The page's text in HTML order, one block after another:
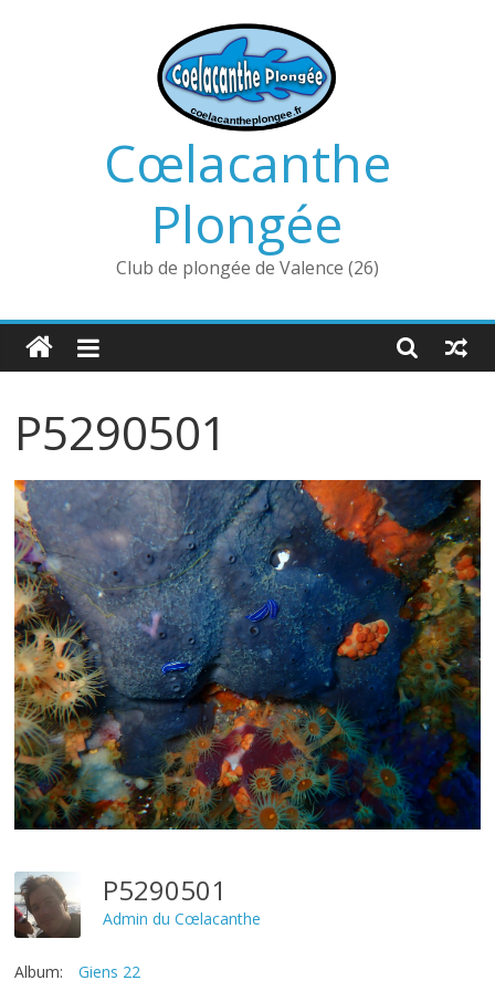
Cœlacanthe
Plongée
Club de plongée de Valence (26)
P5290501
P5290501
Admin du Cœlacanthe
Album: Giens 22